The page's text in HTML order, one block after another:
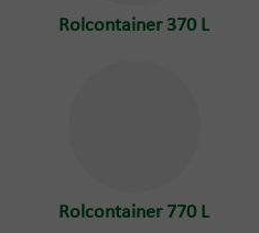
Rolcontainer 370 L
Rolcontainer 770 L